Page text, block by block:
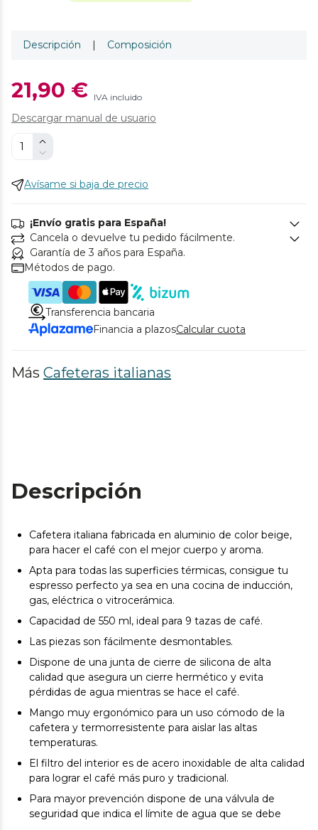
Descripción | Composición
21,90 € IVA incluido
Descargar manual de usuario
Avísame si baja de precio
¡Envío gratis para España!
Cancela o devuelve tu pedido fácilmente.
Garantía de 3 años para España.
Métodos de pago.
Transferencia bancaria
Financia a plazosCalcular cuota
Más Cafeteras italianas
Descripción
Cafetera italiana fabricada en aluminio de color beige,
para hacer el café con el mejor cuerpo y aroma.
Apta para todas las superficies térmicas, consigue tu
espresso perfecto ya sea en una cocina de inducción,
gas, eléctrica o vitrocerámica.
Capacidad de 550 ml, ideal para 9 tazas de café.
Las piezas son fácilmente desmontables.
Dispone de una junta de cierre de silicona de alta
calidad que asegura un cierre hermético y evita
pérdidas de agua mientras se hace el café.
Mango muy ergonómico para un uso cómodo de la
cafetera y termorresistente para aislar las altas
temperaturas.
El filtro del interior es de acero inoxidable de alta calidad
para lograr el café más puro y tradicional.
Para mayor prevención dispone de una válvula de
seguridad que indica el límite de agua que se debe